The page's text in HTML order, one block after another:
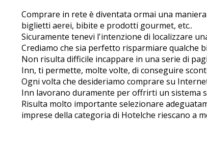
Comprare in rete è diventata ormai una
biglietti aerei, bibite e prodotti gourmet, etc..
Sicuramente tenevi l'intenzione di localizzare
Crediamo che sia perfetto risparmiare qualche
Non risulta difficile incappare in una serie di
Inn, ti permette, molte volte, di conseguire
Ogni volta che desideriamo comprare su
Inn lavorano duramente per offrirti un sistema
Risulta molto importante selezionare
imprese della categoria di Hotelche riescano a